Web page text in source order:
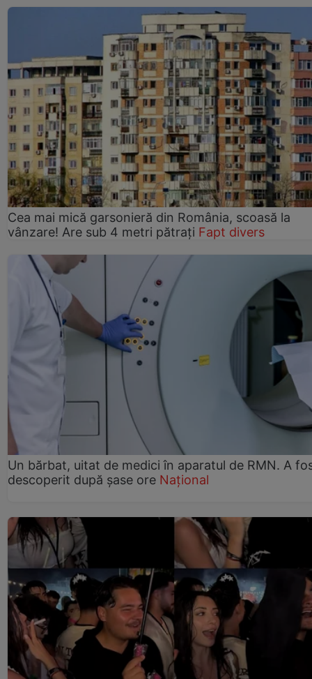
Cea mai mică garsonieră din România, scoasă la
vânzare! Are sub 4 metri pătrați Fapt divers
Un bărbat, uitat de medici în aparatul de RMN. A
descoperit după șase ore Național